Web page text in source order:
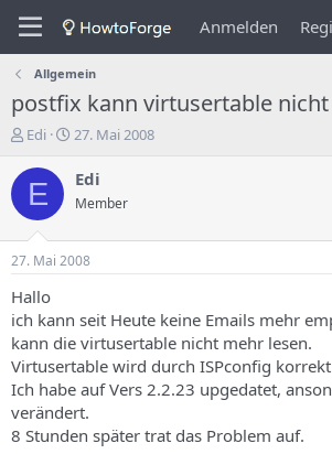
Anmelden
Allgemein
postfix kann virtusertable
E
s
e
l
e
r
d
e
s
T
h
e
m
Edi
E
s
e
l
u
s
d
a
t
u
m
27. Mai 2008
E Edi
Member
27. Mai 2008
Hallo
ich kann seit Heute keine Emails mehr
kann die virtusertable nicht mehr lesen.
Virtusertable wird durch ISPconfig
Ich habe auf Vers 2.2.23 upgedatet,
verändert.
8 Stunden später trat das Problem auf.